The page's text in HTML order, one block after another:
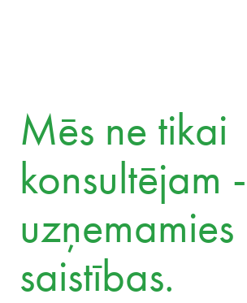
Mēs ne tikai
konsultējam
uzņemamies
saistības.